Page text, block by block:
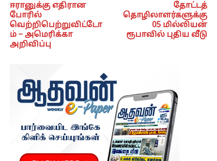
ஈரானுக்கு எதிரான
போரில்
வெற்றிபெற்றுவிட்டோ
ம் – அமெரிக்கா
அறிவிப்பு
தோட்டத்
தொழிலாளர்களுக்கு
05 மில்லியன்
ரூபாவில் புதிய வீடு